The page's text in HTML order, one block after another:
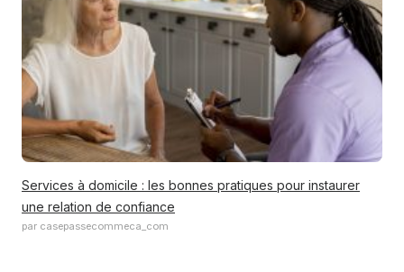
Services à domicile : les bonnes pratiques pour instaurer
une relation de confiance
par casepassecommeca_com